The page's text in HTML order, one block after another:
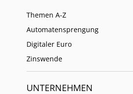
Themen A-Z
Automatensprengung
Digitaler Euro
Zinswende
UNTERNEHMEN